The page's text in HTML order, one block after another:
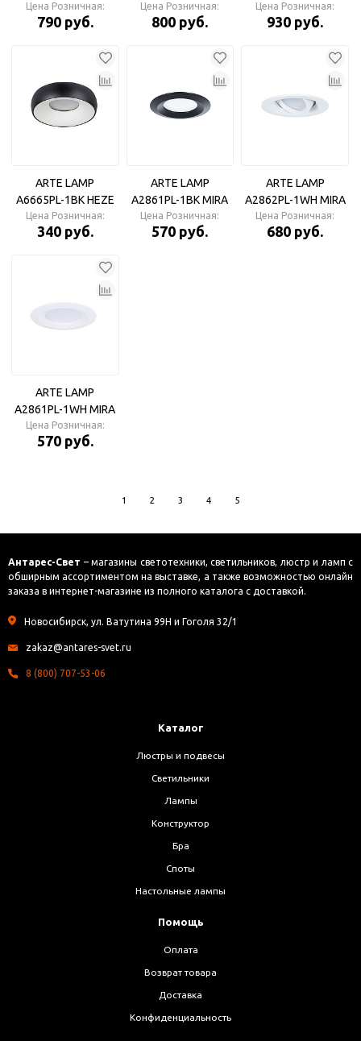
светильник SITULA
A3731PL-1BK
Цена Розничная:
790 руб.
Светильник
Цена Розничная:
800 руб.
Светильник
Цена Розничная:
930 руб.
ARTE LAMP
A6665PL-1BK HEZE
Светильник
Цена Розничная:
340 руб.
ARTE LAMP
A2861PL-1BK MIRA
Светильник
Цена Розничная:
570 руб.
ARTE LAMP
A2862PL-1WH MIRA
Светильник
Цена Розничная:
680 руб.
ARTE LAMP
A2861PL-1WH MIRA
Светильник
Цена Розничная:
570 руб.
1 2 3 4 5
Антарес-Свет – магазины светотехники, светильников, люстр и ламп с
обширным ассортиментом на выставке, а также возможностью онлайн
заказа в интернет-магазине из полного каталога с доставкой.
Новосибирск, ул. Ватутина 99Н и Гоголя 32/1
zakaz@antares-svet.ru
8 (800) 707-53-06
Каталог
Люстры и подвесы
Светильники
Лампы
Конструктор
Бра
Споты
Настольные лампы
Помощь
Оплата
Возврат товара
Доставка
Конфиденциальность